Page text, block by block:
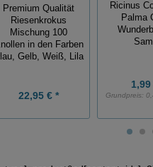
Premium Qualität
Riesenkrokus
Mischung 100
in den Farben
Gelb, Weiß, Lila
22,95 € *
Ricinus
Palma
1,99
Grundpreis: